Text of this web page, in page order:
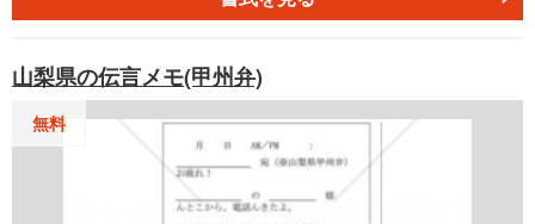
山梨県の伝言メモ(甲州弁)
無料